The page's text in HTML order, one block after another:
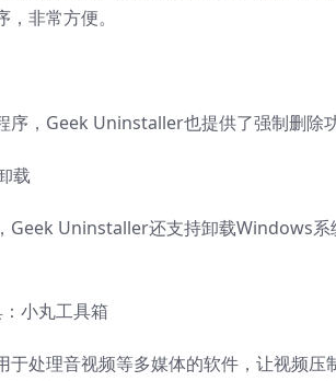
非常方便。
序，Geek Uninstaller也提供了强制删除
载
Geek Uninstaller还支持卸载Windows
小丸工具箱
于处理音视频等多媒体的软件，让视频